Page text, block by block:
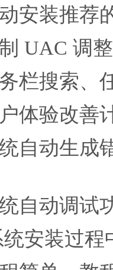
装推荐
UAC 调整
搜索、
验改善
动生成
动调试
装过程